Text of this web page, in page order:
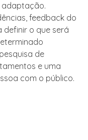
adaptação.
feedback do
definir o que será
de
e uma
com o público.